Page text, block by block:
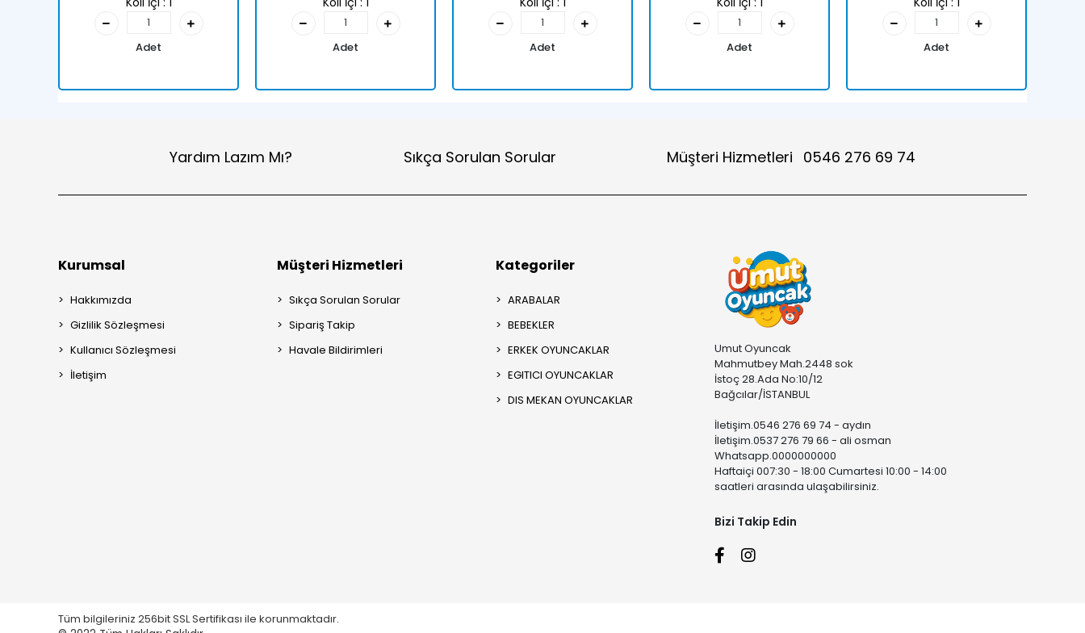
Adet Adet Adet Adet Adet
Yardım Lazım Mı? Sıkça Sorulan Sorular Müşteri Hizmetleri 0546 276 69 74
Kurumsal
Hakkımızda
Gizlilik Sözleşmesi
Kullanıcı Sözleşmesi
İletişim
Müşteri Hizmetleri
Sıkça Sorulan Sorular
Sipariş Takip
Havale Bildirimleri
Kategoriler
ARABALAR
BEBEKLER
ERKEK OYUNCAKLAR
EGITICI OYUNCAKLAR
DIS MEKAN OYUNCAKLAR
Umut Oyuncak
Mahmutbey Mah.2448 sok
İstoç 28.Ada No:10/12
Bağcılar/İSTANBUL
İletişim.0546 276 69 74 - aydın
İletişim.0537 276 79 66 - ali osman
Whatsapp.0000000000
Haftaiçi 007:30 - 18:00 Cumartesi 10:00 - 14:00
saatleri arasında ulaşabilirsiniz.
Bizi Takip Edin
Tüm bilgileriniz 256bit SSL Sertifikası ile korunmaktadır.